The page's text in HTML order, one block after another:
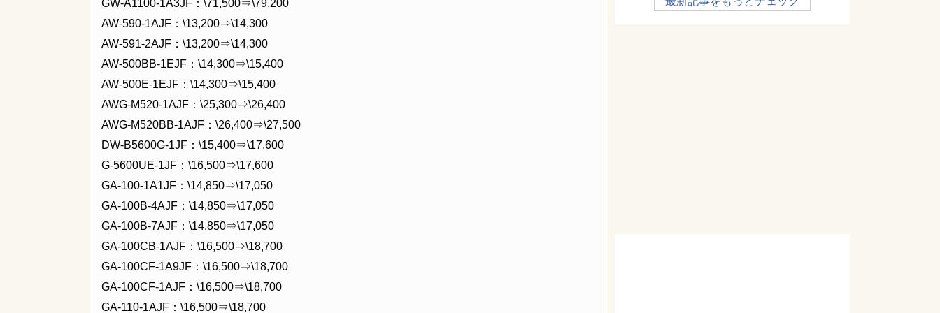
GW-A1100-1A3JF：\71,500⇒\79,200
AW-590-1AJF：\13,200⇒\14,300
AW-591-2AJF：\13,200⇒\14,300
AW-500BB-1EJF：\14,300⇒\15,400
AW-500E-1EJF：\14,300⇒\15,400
AWG-M520-1AJF：\25,300⇒\26,400
AWG-M520BB-1AJF：\26,400⇒\27,500
DW-B5600G-1JF：\15,400⇒\17,600
G-5600UE-1JF：\16,500⇒\17,600
GA-100-1A1JF：\14,850⇒\17,050
GA-100B-4AJF：\14,850⇒\17,050
GA-100B-7AJF：\14,850⇒\17,050
GA-100CB-1AJF：\16,500⇒\18,700
GA-100CF-1A9JF：\16,500⇒\18,700
GA-100CF-1AJF：\16,500⇒\18,700
GA-110-1AJF：\16,500⇒\18,700